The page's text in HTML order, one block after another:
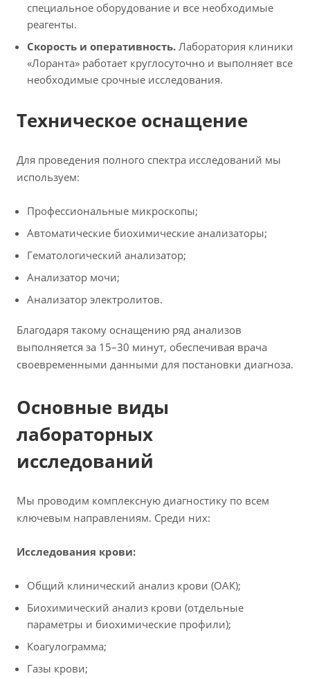
специальное оборудование и все необходимые
реагенты.
Скорость и оперативность. Лаборатория клиники
«Лоранта» работает круглосуточно и выполняет все
необходимые срочные исследования.
Техническое оснащение
Для проведения полного спектра исследований мы
используем:
Профессиональные микроскопы;
Автоматические биохимические анализаторы;
Гематологический анализатор;
Анализатор мочи;
Анализатор электролитов.
Благодаря такому оснащению ряд анализов
выполняется за 15–30 минут, обеспечивая врача
своевременными данными для постановки диагноза.
Основные виды
лабораторных
исследований
Мы проводим комплексную диагностику по всем
ключевым направлениям. Среди них:
Исследования крови:
Общий клинический анализ крови (ОАК);
Биохимический анализ крови (отдельные
параметры и биохимические профили);
Коагулограмма;
Газы крови;